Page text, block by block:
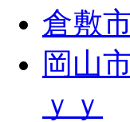
倉敷
岡山
ｙｙ